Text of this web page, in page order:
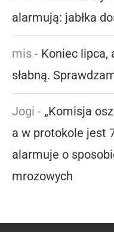
alarmują: jabłka
mis - Koniec lipca,
słabną.
Jogi - „Komisja
a w protokole jest
alarmuje o
mrozowych